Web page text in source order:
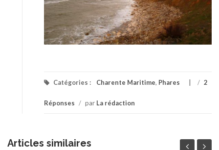
Catégories : Charente Maritime, Phares / 2
Réponses / par La rédaction
Articles similaires